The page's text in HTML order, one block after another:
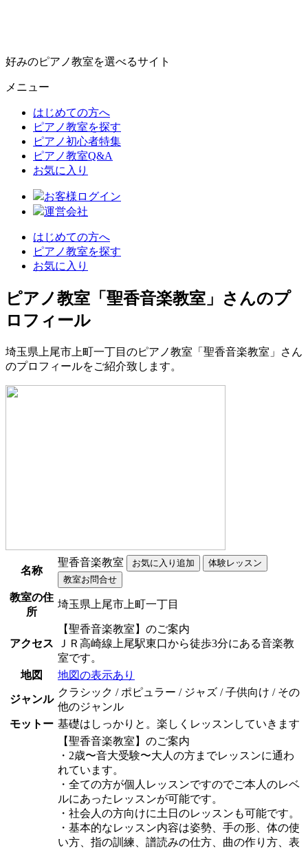
好みのピアノ教室を選べるサイト
メニュー
はじめての方へ
ピアノ教室を探す
ピアノ初心者特集
ピアノ教室Q&A
お気に入り
お客様ログイン
運営会社
はじめての方へ
ピアノ教室を探す
お気に入り
ピアノ教室「聖香音楽教室」さんのプ
ロフィール
埼玉県上尾市上町一丁目のピアノ教室「聖香音楽教室」さん
のプロフィールをご紹介致します。
名称
聖香音楽教室
教室の住
所
埼玉県上尾市上町一丁目
アクセス
【聖香音楽教室】のご案内
ＪＲ高崎線上尾駅東口から徒歩3分にある音楽教
室です。
地図
地図の表示あり
ジャンル
クラシック / ポピュラー / ジャズ / 子供向け / その
他のジャンル
モットー 基礎はしっかりと。楽しくレッスンしていきます
【聖香音楽教室】のご案内
・2歳〜音大受験〜大人の方までレッスンに通わ
れています。
・全ての方が個人レッスンですのでご本人のレベ
ルにあったレッスンが可能です。
・社会人の方向けに土日のレッスンも可能です。
・基本的なレッスン内容は姿勢、手の形、体の使
い方、指の訓練、譜読みの仕方、曲の作り方、表